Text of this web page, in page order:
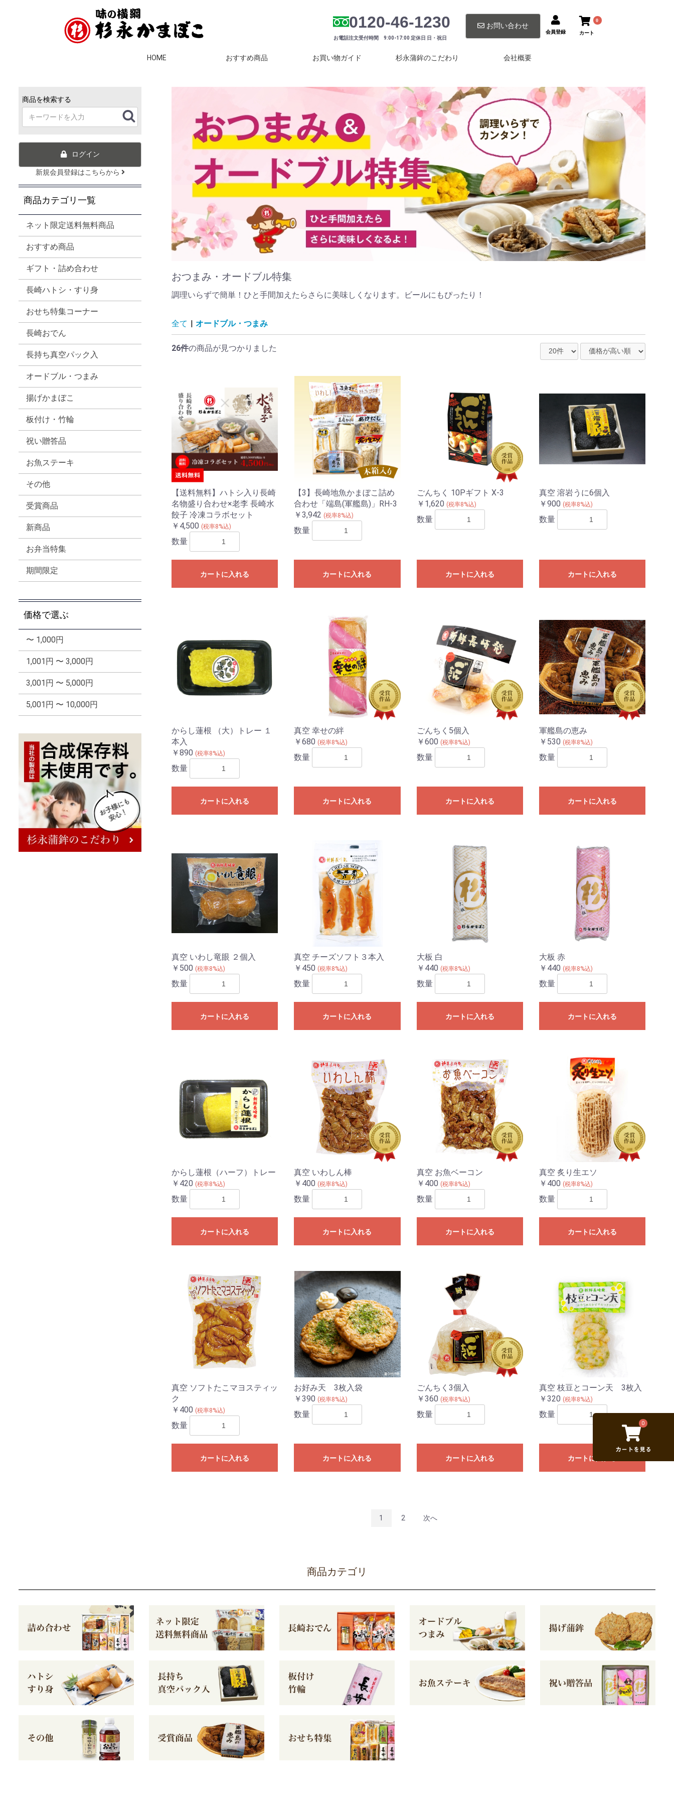
0
0120-46-1230
お電話注文受付時間 9:00-17:00 定休日 日・祝日
お問い合わせ
会員登録
0
カート
HOME おすすめ商品 お買い物ガイド 杉永蒲鉾のこだわり 会社概要
商品を検索する
ログイン
新規会員登録はこちらから
商品カテゴリ一覧
ネット限定送料無料商品
おすすめ商品
ギフト・詰め合わせ
長崎ハトシ・すり身
おせち特集コーナー
長崎おでん
長持ち真空パック入
オードブル・つまみ
揚げかまぼこ
板付け・竹輪
祝い贈答品
お魚ステーキ
その他
受賞商品
新商品
お弁当特集
期間限定
価格で選ぶ
〜 1,000円
1,001円 〜 3,000円
3,001円 〜 5,000円
5,001円 〜 10,000円
おつまみ・オードブル特集
調理いらずで簡単！ひと手間加えたらさらに美味しくなります。ビールにもぴったり！
全て | オードブル・つまみ
26件の商品が見つかりました
【送料無料】ハトシ入り長崎
名物盛り合わせ×老李 長崎水
餃子 冷凍コラボセット
￥4,500 (税率8%込)
数量
カートに入れる
【3】長崎地魚かまぼこ詰め
合わせ「端島(軍艦島)」RH-3
￥3,942 (税率8%込)
数量
カートに入れる
ごんちく 10Pギフト X-3
￥1,620 (税率8%込)
数量
カートに入れる
真空 溶岩うに6個入
￥900 (税率8%込)
数量
カートに入れる
からし蓮根 （大）トレー １
本入
￥890 (税率8%込)
数量
カートに入れる
真空 幸せの絆
￥680 (税率8%込)
数量
カートに入れる
ごんちく5個入
￥600 (税率8%込)
数量
カートに入れる
軍艦島の恵み
￥530 (税率8%込)
数量
カートに入れる
真空 いわし竜眼 ２個入
￥500 (税率8%込)
数量
カートに入れる
真空 チーズソフト３本入
￥450 (税率8%込)
数量
カートに入れる
大板 白
￥440 (税率8%込)
数量
カートに入れる
大板 赤
￥440 (税率8%込)
数量
カートに入れる
からし蓮根（ハーフ）トレー
￥420 (税率8%込)
数量
カートに入れる
真空 いわしん棒
￥400 (税率8%込)
数量
カートに入れる
真空 お魚ベーコン
￥400 (税率8%込)
数量
カートに入れる
真空 炙り生エソ
￥400 (税率8%込)
数量
カートに入れる
真空 ソフトたこマヨスティッ
ク
￥400 (税率8%込)
数量
カートに入れる
お好み天 3枚入袋
￥390 (税率8%込)
数量
カートに入れる
ごんちく3個入
￥360 (税率8%込)
数量
カートに入れる
真空 枝豆とコーン天 3枚入
￥320 (税率8%込)
数量
カートに入れる
1 2 次へ
商品カテゴリ